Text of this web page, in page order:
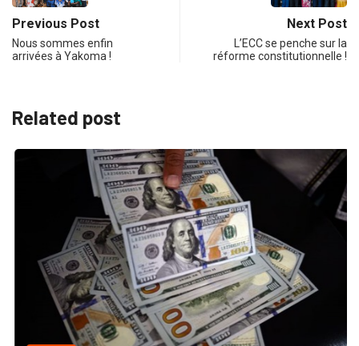
Previous Post
Nous sommes enfin
arrivées à Yakoma !
Next Post
L’ECC se penche sur la
réforme constitutionnelle !
Related post